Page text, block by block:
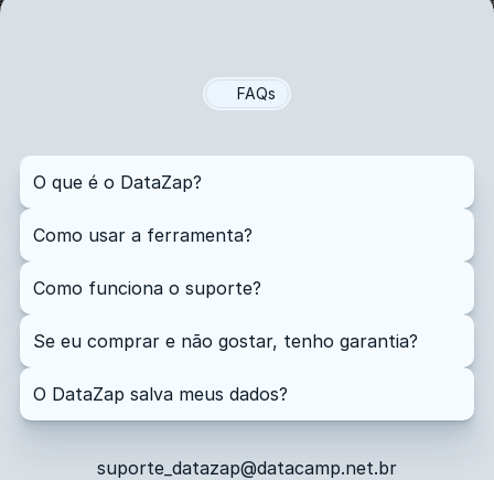
FAQs
PerguntasFrequentes
O que é o DataZap?
Como usar a ferramenta?
Como funciona o suporte?
Se eu comprar e não gostar, tenho garantia?
O DataZap salva meus dados?
suporte_datazap@datacamp.net.br